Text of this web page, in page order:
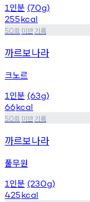
1 인분 (70g)
255kcal
50회 미만기록
까르보나라
크노르
1 인분 (63g)
66kcal
50회 미만기록
까르보나라
풀무원
1 인분 (230g)
425kcal